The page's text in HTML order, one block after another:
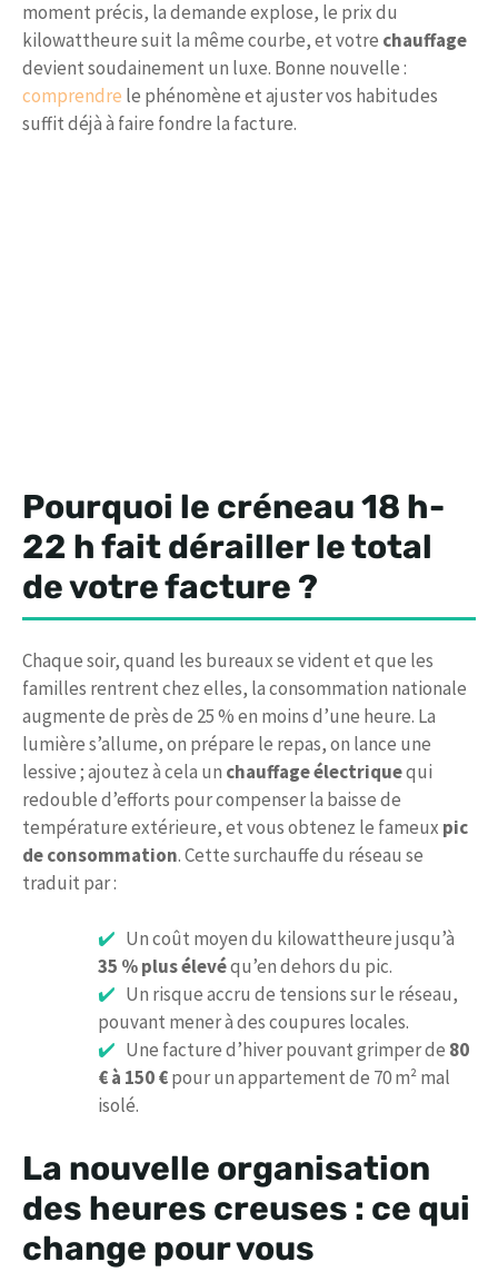
moment précis, la demande explose, le prix du
kilowattheure suit la même courbe, et votre chauffage
devient soudainement un luxe. Bonne nouvelle :
comprendre le phénomène et ajuster vos habitudes
suffit déjà à faire fondre la facture.
Pourquoi le créneau 18 h-
22 h fait dérailler le total
de votre facture ?
Chaque soir, quand les bureaux se vident et que les
familles rentrent chez elles, la consommation nationale
augmente de près de 25 % en moins d’une heure. La
lumière s’allume, on prépare le repas, on lance une
lessive ; ajoutez à cela un chauffage électriquequi
redouble d’efforts pour compenser la baisse de
température extérieure, et vous obtenez le fameux pic
de consommation. Cette surchauffe du réseau se
traduit par :
Un coût moyen du kilowattheure jusqu’à
35 % plus élevéqu’en dehors du pic.
Un risque accru de tensions sur le réseau,
pouvant mener à des coupures locales.
Une facture d’hiver pouvant grimper de 80
€ à 150 €pour un appartement de 70 m² mal
isolé.
La nouvelle organisation
des heures creuses : ce qui
change pour vous